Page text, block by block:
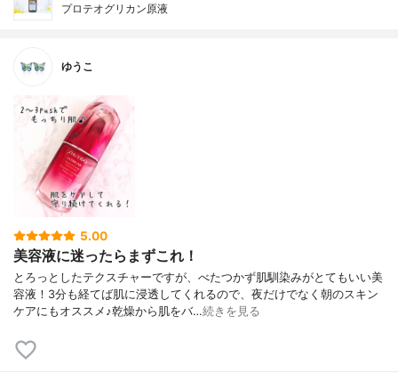
プロテオグリカン原液
ゆうこ
5.00
美容液に迷ったらまずこれ！
とろっとしたテクスチャーですが、べたつかず肌馴染みがとてもいい美
容液！3分も経てば肌に浸透してくれるので、夜だけでなく朝のスキン
ケアにもオススメ♪乾燥から肌をバ…続きを見る